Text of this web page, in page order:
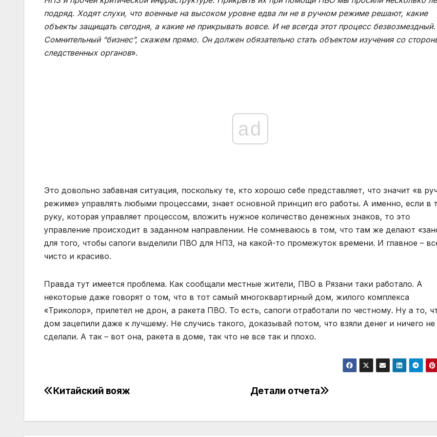
подряд. Ходят слухи, что военные на высоком уровне едва ли не в ручном режиме решают, какие
объекты защищать сегодня, а какие не прикрывать вовсе. И не всегда этот процесс безвозмездный.
Сомнительный “бизнес”, скажем прямо. Он должен обязательно стать объектом изучения со
следственных органов».
ad
Это довольно забавная ситуация, поскольку те, кто хорошо себе представляет, что значит «в
режиме» управлять любыми процессами, знает основной принцип его работы. А именно, если в
руку, которая управляет процессом, вложить нужное количество денежных знаков, то это
управление происходит в заданном направлении. Не сомневаюсь в том, что там же делают
для того, чтобы сапоги выделили ПВО для НПЗ, на какой-то промежуток времени. И главное –
чисто и красиво.
Правда тут имеется проблема. Как сообщали местные жители, ПВО в Рязани таки работало. А
некоторые даже говорят о том, что в тот самый многоквартирный дом, жилого комплекса
«Триколор», прилетел не дрон, а ракета ПВО. То есть, сапоги отработали по честному. Ну а то,
дом зацепили даже к лучшему. Не случись такого, доказывай потом, что взяли денег и ничего не
сделали. А так – вот она, ракета в доме, так что не все так и плохо.
Навігація
Детали отчета
Китайский вояж